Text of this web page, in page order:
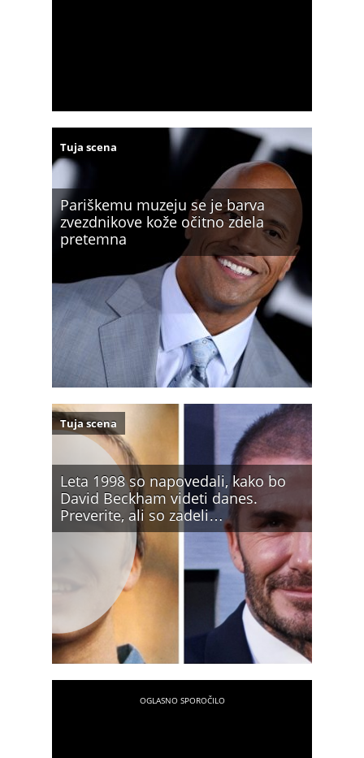
Pariškemu muzeju se je barva
zvezdnikove kože očitno zdela
pretemna
Tuja scena
Leta 1998 so napovedali, kako bo
David Beckham videti danes.
Preverite, ali so zadeli…
Tuja scena